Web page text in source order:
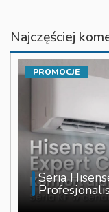
Najczęściej
Seria
PROMOCJE